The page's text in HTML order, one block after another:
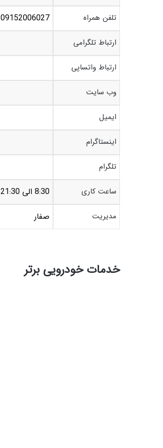
تلفن همراه 09152006027
ارتباط تلگرامی
ارتباط واتساپی
وب سایت
ایمیل
اینستاگرام
تلگرام
ساعت کاری 8:30 الی 21:30
مدیریت صفار
خدمات خودرویی برتر